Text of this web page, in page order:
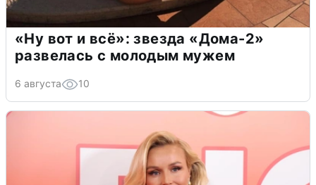
«Ну вот и всё»: звезда «Дома-2»
развелась с молодым мужем
6 августа 10